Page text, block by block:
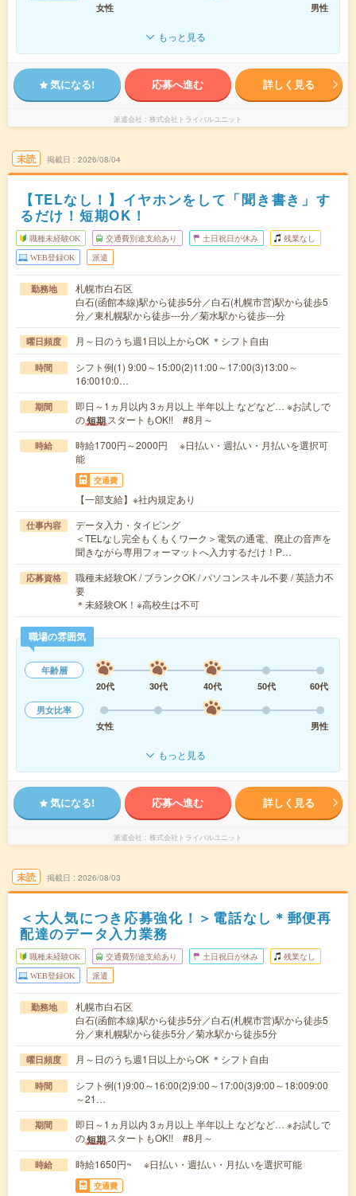
女性
男性
もっと見る
気になる! 応募へ進む 詳しく見る
派遣会社 株式会社トライバルユニット
未読 掲載日 2026/08/04
【TELなし！】イヤホンをして「聞き書き」す
るだけ！短期OK！
職種未経験OK 交通費別途支給あり 土日祝日が休み 残業なし
WEB登録OK 派遣
勤務地
札幌市白石区
白石(函館本線)駅から徒歩5分／白石(札幌市営)駅から徒歩5
分／東札幌駅から徒歩---分／菊水駅から徒歩---分
曜日頻度 月～日のうち週1日以上からOK ＊シフト自由
時間
シフト例(1) 9:00～15:00(2)11:00～17:00(3)13:00～
16:0010:0…
期間
即日～1ヵ月以内 3ヵ月以上 半年以上 などなど… ※お試しで
の短期 スタートもOK!! #8月～
時給
時給1700円～2000円 ※日払い・週払い・月払いを選択可
能
交通費
【一部支給】※社内規定あり
仕事内容
データ入力・タイピング
＜TELなし完全もくもくワーク＞電気の通電、廃止の音声を
聞きながら専用フォーマットへ入力するだけ！P…
応募資格
職種未経験OK / ブランクOK / パソコンスキル不要 / 英語力不
要
＊未経験OK！※高校生は不可
職場の雰囲気
年齢層
20代
30代 40代 50代
60代
男女比率
女性
男性
もっと見る
気になる! 応募へ進む 詳しく見る
派遣会社 株式会社トライバルユニット
未読 掲載日 2026/08/03
＜大人気につき応募強化！＞電話なし＊郵便再
配達のデータ入力業務
職種未経験OK 交通費別途支給あり 土日祝日が休み 残業なし
WEB登録OK 派遣
勤務地
札幌市白石区
白石(函館本線)駅から徒歩5分／白石(札幌市営)駅から徒歩5
分／東札幌駅から徒歩5分／菊水駅から徒歩5分
曜日頻度 月～日のうち週1日以上からOK ＊シフト自由
時間
シフト例(1)9:00～16:00(2)9:00～17:00(3)9:00～18:009:00
～21…
期間
即日～1ヵ月以内 3ヵ月以上 半年以上 などなど… ※お試しで
の短期スタートもOK!! #8月～
時給 時給1650円~ ※日払い・週払い・月払いを選択可能
交通費